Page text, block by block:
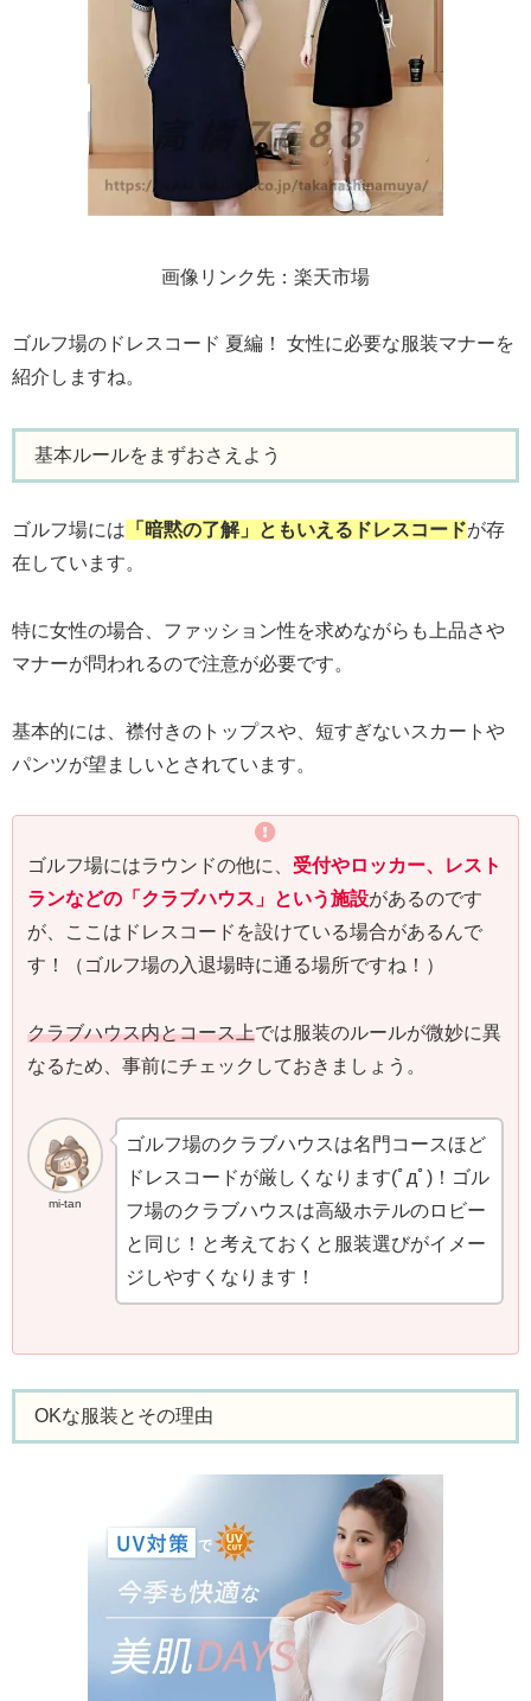
画像リンク先：楽天市場
ゴルフ場のドレスコード 夏編！ 女性に必要な服装マナーを
紹介しますね。
基本ルールをまずおさえよう
ゴルフ場には 「暗黙の了解」ともいえるドレスコードが存
在しています。
特に女性の場合、ファッション性を求めながらも上品さや
マナーが問われるので注意が必要です。
基本的には、襟付きのトップスや、短すぎないスカートや
パンツが望ましいとされています。
ゴルフ場にはラウンドの他に、 受付やロッカー、レスト
ランなどの「クラブハウス」という施設があるのです
が、ここはドレスコードを設けている場合があるんで
す！（ゴルフ場の入退場時に通る場所ですね！）
クラブハウス内とコース上では服装のルールが微妙に異
なるため、事前にチェックしておきましょう。
mi-tan
ゴルフ場のクラブハウスは名門コースほど
ドレスコードが厳しくなります(ﾟдﾟ)！ゴル
フ場のクラブハウスは高級ホテルのロビー
と同じ！と考えておくと服装選びがイメー
ジしやすくなります！
OKな服装とその理由